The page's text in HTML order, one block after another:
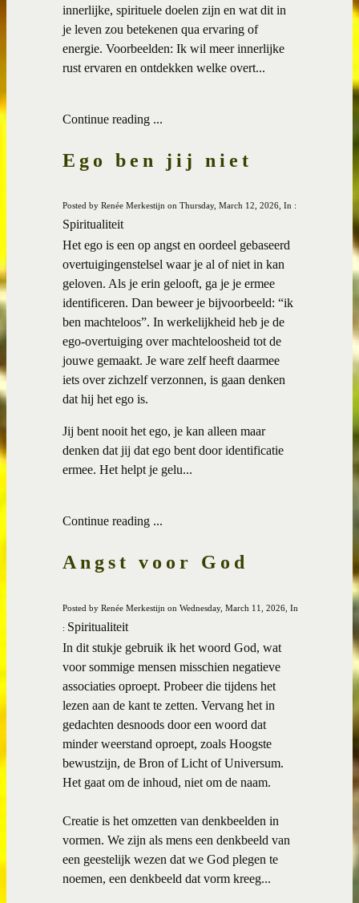
innerlijke, spirituele doelen zijn en wat dit in
je leven zou betekenen qua ervaring of
energie. Voorbeelden: Ik wil meer innerlijke
rust ervaren en ontdekken welke overt...
Continue reading ...
Ego ben jij niet
Posted by Renée Merkestijn on Thursday, March 12, 2026, In :
Spiritualiteit
Het ego is een op angst en oordeel gebaseerd
overtuigingenstelsel waar je al of niet in kan
geloven. Als je erin gelooft, ga je je ermee
identificeren. Dan beweer je bijvoorbeeld: “ik
ben machteloos”. In werkelijkheid heb je de
ego-overtuiging over machteloosheid tot de
jouwe gemaakt. Je ware zelf heeft daarmee
iets over zichzelf verzonnen, is gaan denken
dat hij het ego is.
Jij bent nooit het ego, je kan alleen maar
denken dat jij dat ego bent door identificatie
ermee. Het helpt je gelu...
Continue reading ...
Angst voor God
Posted by Renée Merkestijn on Wednesday, March 11, 2026, In
: Spiritualiteit
In dit stukje gebruik ik het woord God, wat
voor sommige mensen misschien negatieve
associaties oproept. Probeer die tijdens het
lezen aan de kant te zetten. Vervang het in
gedachten desnoods door een woord dat
minder weerstand oproept, zoals Hoogste
bewustzijn, de Bron of Licht of Universum.
Het gaat om de inhoud, niet om de naam.
Creatie is het omzetten van denkbeelden in
vormen. We zijn als mens een denkbeeld van
een geestelijk wezen dat we God plegen te
noemen, een denkbeeld dat vorm kreeg...